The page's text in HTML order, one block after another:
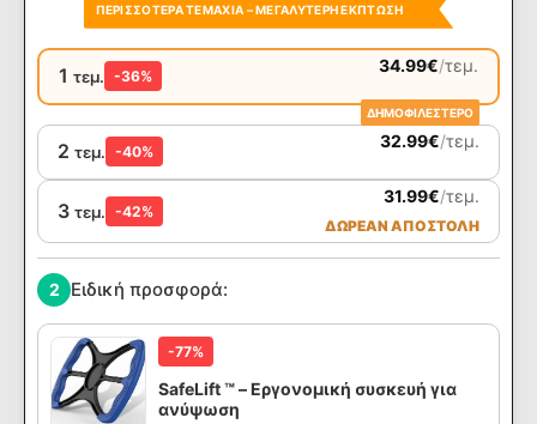
ΠΕΡΙΣΣΌΤΕΡΑ ΤΕΜΆΧΙΑ – ΜΕΓΑΛΎΤΕΡΗ ΈΚΠΤΩΣΗ
1 τεμ. -36%
34.99€/τεμ.
ΔΗΜΟΦΙΛΕΣΤΕΡΟ
2 τεμ. -40%
32.99€/τεμ.
3 τεμ. -42%
31.99€/τεμ.
ΔΩΡΕΑΝ ΑΠΟΣΤΟΛΗ
2 Ειδική προσφορά:
-77%
SafeLift ™ – Εργονομική συσκευή για
ανύψωση